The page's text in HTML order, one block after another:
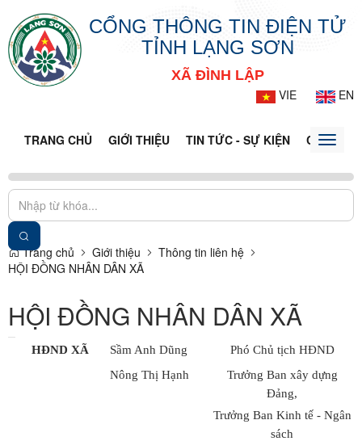
CỔNG THÔNG TIN ĐIỆN TỬ
TỈNH LẠNG SƠN
XÃ ĐÌNH LẬP
VIE
EN
TRANG CHỦ GIỚI THIỆU TIN TỨC - SỰ KIỆN CỔNGToggle
Trang chủ Giới thiệu
Thông tin liên hệ
HỘI ĐỒNG NHÂN DÂN XÃ
HỘI ĐỒNG NHÂN DÂN XÃ
HĐND XÃ Sầm Anh Dũng
Phó Chủ tịch HĐND
Nông Thị Hạnh
Trưởng Ban xây dựng
Đảng,
Trưởng Ban Kinh tế - Ngân
sách